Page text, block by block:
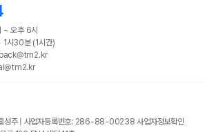
~ 오후 6시
1시30분 (1시간)
홍성주 | 사업자등록번호: 286-88-00238 사업자정보확인